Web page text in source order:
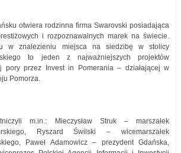
otwiera rodzinna firma Swarovski posiadająca
i rozpoznawalnych marek na świecie.
w znalezieniu miejsca na siedzibę w stolicy
to jeden z najważniejszych projektów
pory przez Invest in Pomerania – działającej w
Pomorza.
m.in.: Mieczysław Struk – marszałek
Ryszard Świlski – wicemarszałek
Paweł Adamowicz – prezydent Gdańska,